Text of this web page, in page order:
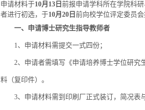
申请材料于10月13日前报申请学科所在学院科
者进行初选，于10月20日前向校学位评定委员
一、申请博士研究生指导教师者
1、申请材料需提交一式四份；
2、申请者需填写《申请培养博士学位研
料（复印件）。
3、申请材料需到印刷厂正式装订，简况表